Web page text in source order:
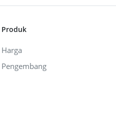
Produk
Harga
Pengembang